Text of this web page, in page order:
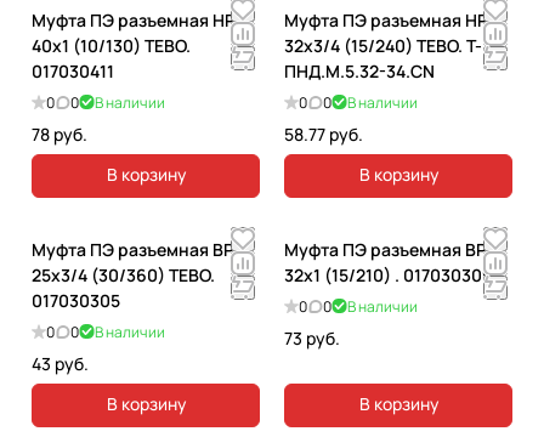
Муфта ПЭ разъемная НР
40x1 (10/130) TEBO.
017030411
0 0 В наличии
78 руб.
В корзину
Муфта ПЭ разъемная НР
32x3/4 (15/240) TEBO. T-
ПНД.М.5.32-34.CN
0 0 В наличии
58.77 руб.
В корзину
Муфта ПЭ разъемная ВР
25x3/4 (30/360) TEBO.
017030305
0 0 В наличии
43 руб.
В корзину
Муфта ПЭ разъемная ВР
32x1 (15/210) . 017030309
0 0 В наличии
73 руб.
В корзину